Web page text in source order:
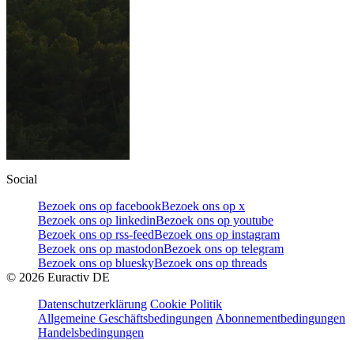
Social
Bezoek ons op facebookBezoek ons op x
Bezoek ons op linkedinBezoek ons op youtube
Bezoek ons op rss-feedBezoek ons op instagram
Bezoek ons op mastodonBezoek ons op telegram
Bezoek ons op blueskyBezoek ons op threads
© 2026 Euractiv DE
Datenschutzerklärung Cookie Politik
Allgemeine Geschäftsbedingungen Abonnementbedingungen
Handelsbedingungen